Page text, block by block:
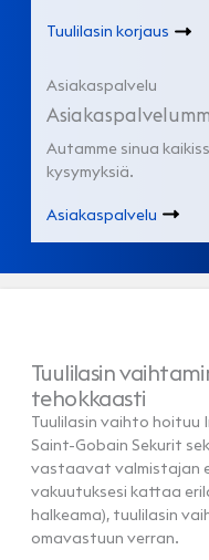
Tuulilasin korjaus
Asiakaspalvelu
Autamme sinua
kysymyksiä.
Asiakaspalvelu
Tuulilasin
tehokkaasti
Tuulilasin vaihto hoituu
Saint-Gobain Sekurit
vastaavat valmistajan
vakuutuksesi kattaa
halkeama), tuulilasin
omavastuun verran.